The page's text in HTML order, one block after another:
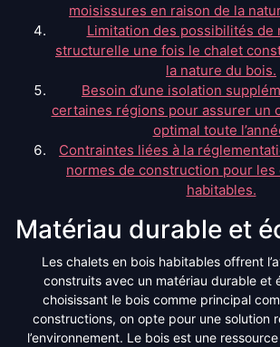
moisissures en raison de la
Limitation des possibilités de
structurelle une fois le chalet
la nature du bois.
Besoin d’une isolation
certaines régions pour assurer un
optimal toute
Contraintes liées à la
normes de construction pour les
habitables.
Matériau durable et
Les chalets en bois habitables offrent
construits avec un matériau durable et
choisissant le bois comme principal
constructions, on opte pour une solution
l’environnement. Le bois est une